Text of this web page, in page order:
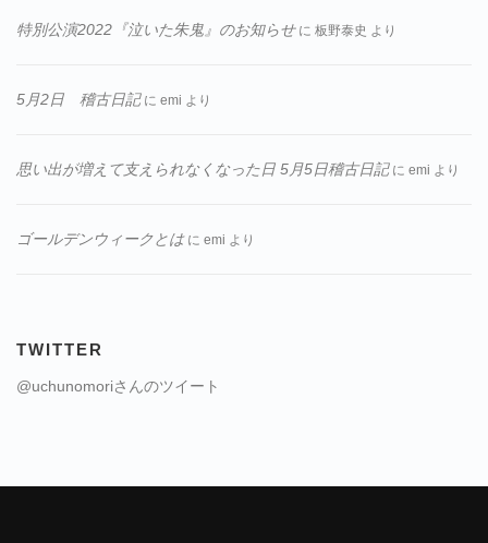
特別公演2022『泣いた朱鬼』のお知らせに 板野泰史 より
5月2日 稽古日記に emi より
思い出が増えて支えられなくなった日 5月5日稽古日記に emi より
ゴールデンウィークとはに emi より
TWITTER
@uchunomoriさんのツイート